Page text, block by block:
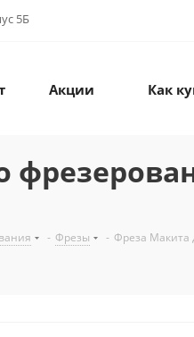
5Б
Акции Как
- Фрезы - Фреза Макита